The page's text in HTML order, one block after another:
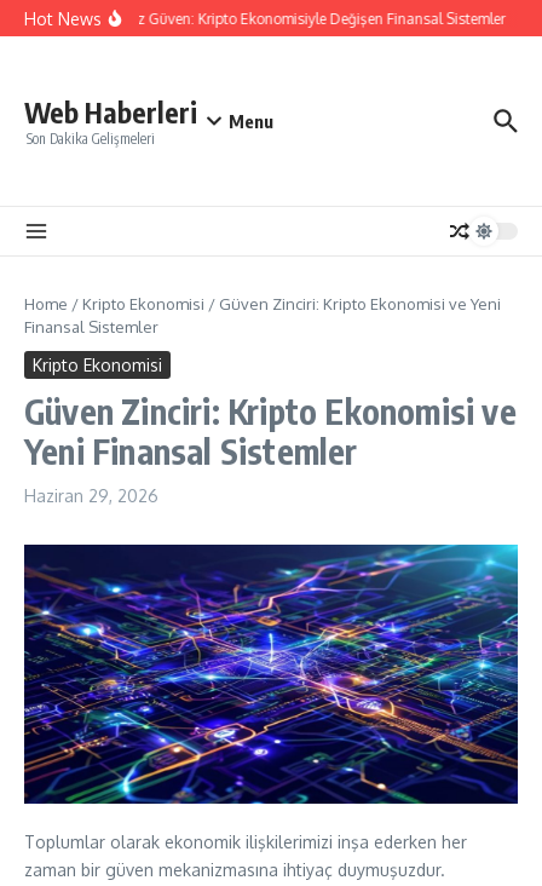
İçeriğe atla
Hot NewsAracısız Güven: Kripto Ekonomisiyle Değişen Finansal Sistemler
Web Haberleri
Son Dakika Gelişmeleri
Menu
Home / Kripto Ekonomisi / Güven Zinciri: Kripto Ekonomisi ve Yeni
Finansal Sistemler
Kripto Ekonomisi
Güven Zinciri: Kripto Ekonomisi ve
Yeni Finansal Sistemler
Haziran 29, 2026
Toplumlar olarak ekonomik ilişkilerimizi inşa ederken her
zaman bir güven mekanizmasına ihtiyaç duymuşuzdur.